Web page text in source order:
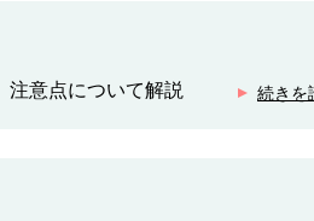
注意点について解説
続きを